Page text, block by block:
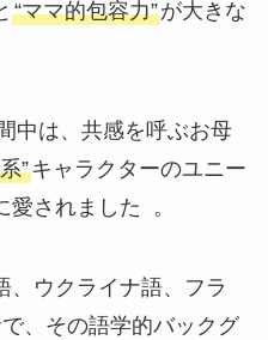
“ママ的包容力”が大きな
中は、共感を呼ぶお母
”キャラクターのユニー
愛されました 。
、ウクライナ語、フラ
、その語学的バックグ